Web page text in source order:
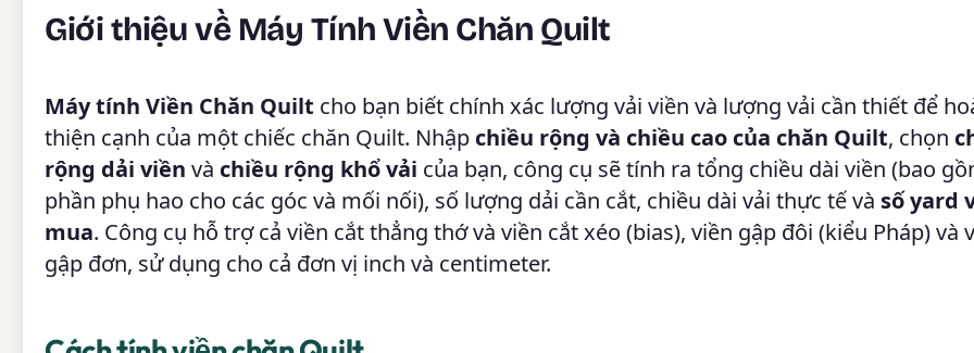
Giới thiệu về Máy Tính Viền Chăn Quilt
Máy tính Viền Chăn Quilt cho bạn biết chính xác lượng vải viền và lượng vải cần thiết để
thiện cạnh của một chiếc chăn Quilt. Nhập chiều rộng và chiều cao của chăn Quilt, chọn
rộng dải viền và chiều rộng khổ vải của bạn, công cụ sẽ tính ra tổng chiều dài viền (bao
phần phụ hao cho các góc và mối nối), số lượng dải cần cắt, chiều dài vải thực tế và số yard
mua. Công cụ hỗ trợ cả viền cắt thẳng thớ và viền cắt xéo (bias), viền gập đôi (kiểu Pháp) và
gập đơn, sử dụng cho cả đơn vị inch và centimeter.